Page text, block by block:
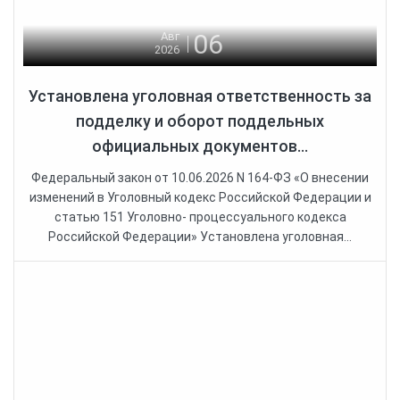
Авг
2026
06
Установлена уголовная ответственность за
подделку и оборот поддельных
официальных документов...
Федеральный закон от 10.06.2026 N 164-ФЗ «О внесении
изменений в Уголовный кодекс Российской Федерации и
статью 151 Уголовно- процессуального кодекса
Российской Федерации» Установлена уголовная...